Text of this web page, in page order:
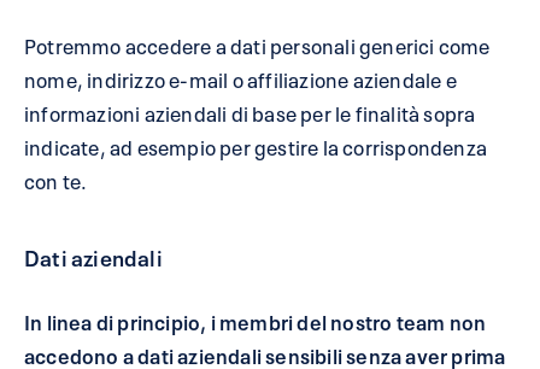
Potremmo accedere a dati personali generici come
nome, indirizzo e-mail o affiliazione aziendale e
informazioni aziendali di base per le finalità sopra
indicate, ad esempio per gestire la corrispondenza
con te.
Dati aziendali
In linea di principio, i membri del nostro team non
accedono a dati aziendali sensibili senza aver prima